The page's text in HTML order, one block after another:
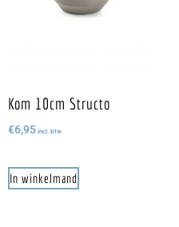
Kom 10cm Structo
€6,95 incl. btw
In winkelmand